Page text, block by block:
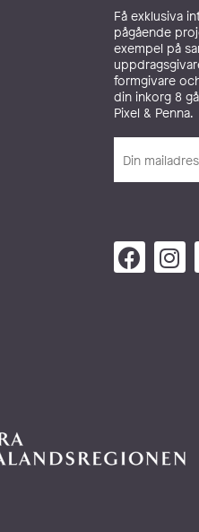
Få exklusiva
pågående
exempel på
formgivare
din inkorg 8
Pixel & Penna.